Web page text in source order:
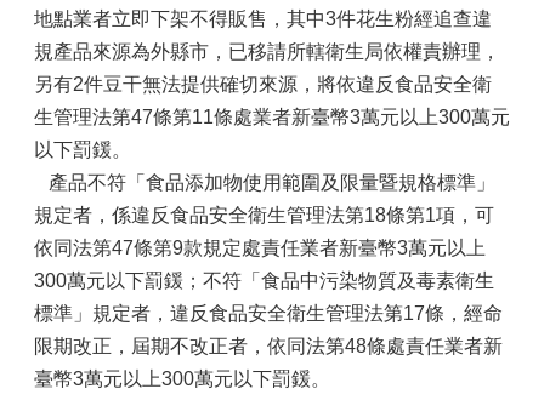
地點業者立即下架不得販售，其中3件花生粉經追查違
規產品來源為外縣市，已移請所轄衛生局依權責辦理，
另有2件豆干無法提供確切來源，將依違反食品安全衛
生管理法第47條第11條處業者新臺幣3萬元以上300萬元
以下罰鍰。
產品不符「食品添加物使用範圍及限量暨規格標準」
規定者，係違反食品安全衛生管理法第18條第1項，可
依同法第47條第9款規定處責任業者新臺幣3萬元以上
300萬元以下罰鍰；不符「食品中污染物質及毒素衛生
標準」規定者，違反食品安全衛生管理法第17條，經命
限期改正，屆期不改正者，依同法第48條處責任業者新
臺幣3萬元以上300萬元以下罰鍰。